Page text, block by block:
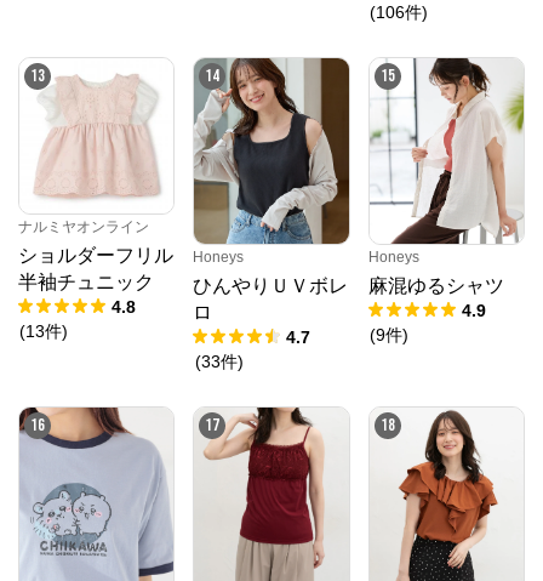
(106件)
13
ナルミヤオンライン
ショルダーフリル
半袖チュニック
4.8
(13件)
14
Honeys
ひんやりＵＶボレ
ロ
4.7
(33件)
15
Honeys
麻混ゆるシャツ
4.9
(9件)
16 17 18